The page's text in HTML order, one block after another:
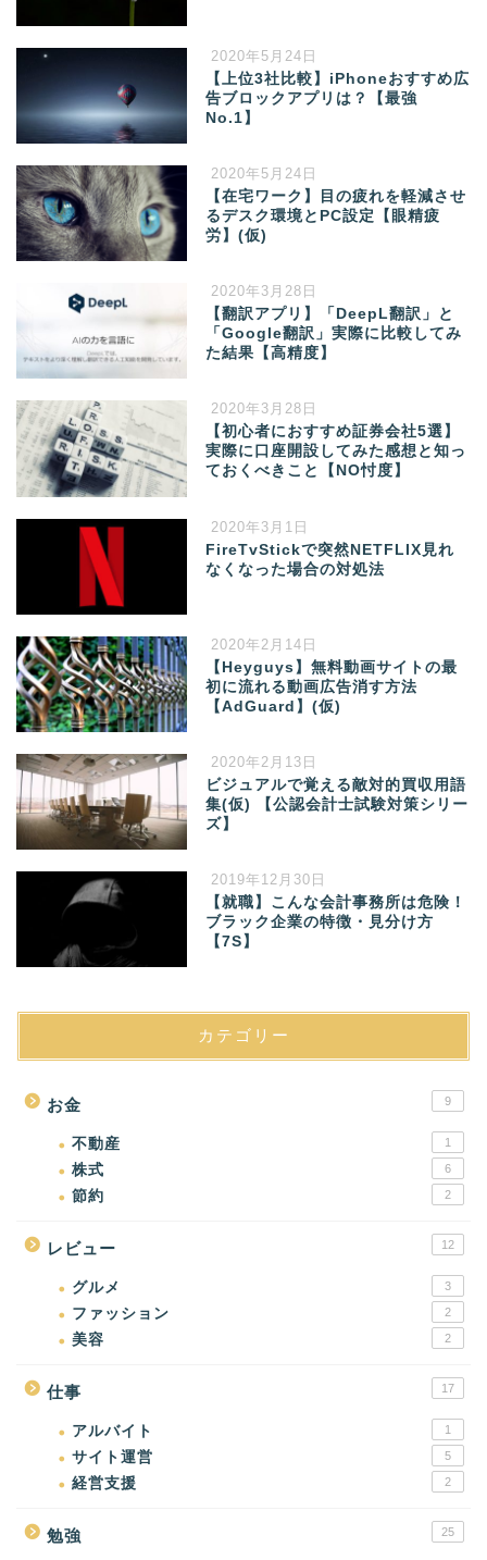
2020年5月24日
【上位3社比較】iPhoneおすすめ広
告ブロックアプリは？【最強
No.1】
2020年5月24日
【在宅ワーク】目の疲れを軽減させ
るデスク環境とPC設定【眼精疲
労】(仮)
2020年3月28日
【翻訳アプリ】「DeepL翻訳」と
「Google翻訳」実際に比較してみ
た結果【高精度】
2020年3月28日
【初心者におすすめ証券会社5選】
実際に口座開設してみた感想と知っ
ておくべきこと【NO忖度】
2020年3月1日
FireTvStickで突然NETFLIX見れ
なくなった場合の対処法
2020年2月14日
【Heyguys】無料動画サイトの最
初に流れる動画広告消す方法
【AdGuard】(仮)
2020年2月13日
ビジュアルで覚える敵対的買収用語
集(仮) 【公認会計士試験対策シリー
ズ】
2019年12月30日
【就職】こんな会計事務所は危険！
ブラック企業の特徴・見分け方
【7S】
カテゴリー
お金 9
不動産 1
株式 6
節約 2
レビュー 12
グルメ 3
ファッション 2
美容 2
仕事 17
アルバイト 1
サイト運営 5
経営支援 2
勉強 25